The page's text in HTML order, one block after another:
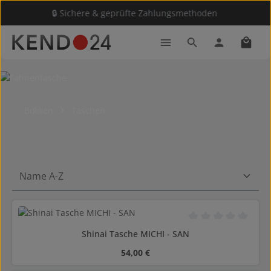
Zum Hauptinhalt springen
🔒 Sichere & geprüfte Zahlungsmethoden
Durchschnittliche
Shinai Tasche MICHI - SAN
Regulärer Preis:
54,00 €